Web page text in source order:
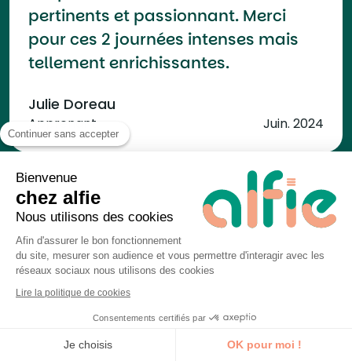
pertinents et passionnant. Merci
pour ces 2 journées intenses mais
tellement enrichissantes.
Julie Doreau
Apprenant Juin. 2024
J’ai effectué ma première formation
avec Alfie sur l’Intelligence Artificielle
il y a quelques semaine. Tout était
parfait, bien organisé et l’équipe est
vraiment au top !
Continuer sans accepter
Bienvenue
chez alfie
Nous utilisons des cookies
Afin d'assurer le bon fonctionnement
du site, mesurer son audience et vous permettre d'interagir avec les
réseaux sociaux nous utilisons des cookies
Lire la politique de cookies
Consentements certifiés par
Je choisis OK pour moi !